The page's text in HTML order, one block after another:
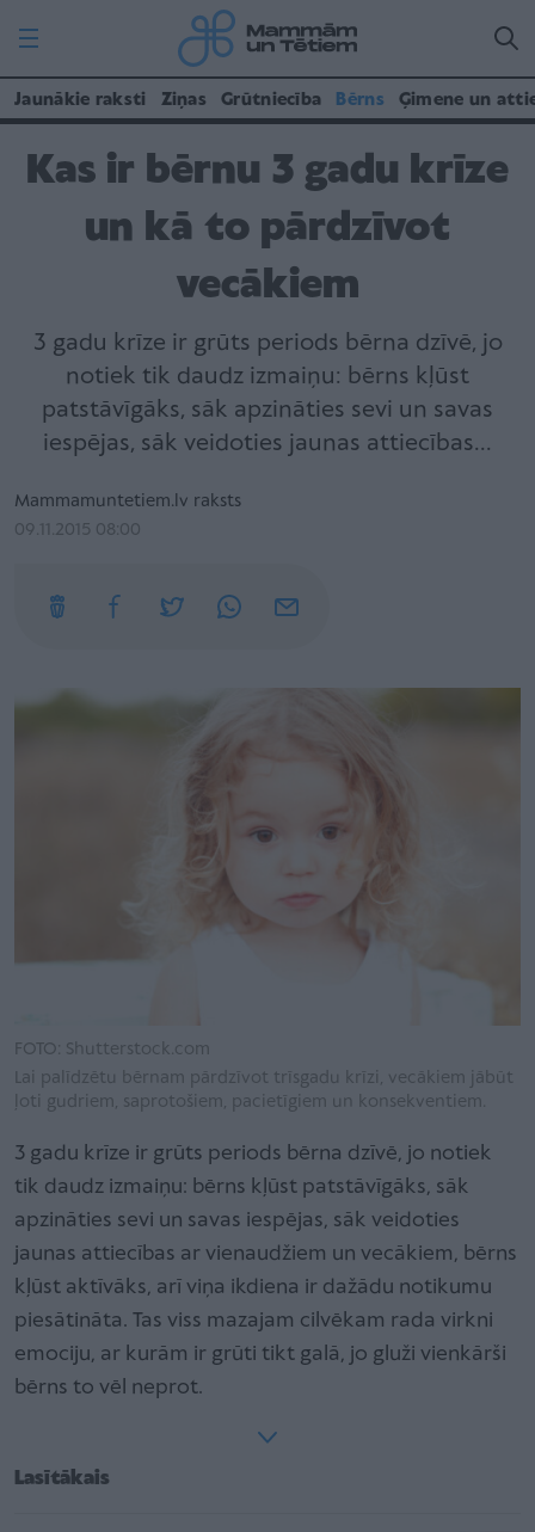
Jaunākie raksti Ziņas Grūtniecība Bērns Ģimene un
Kas ir bērnu 3 gadu krīze
un kā to pārdzīvot
vecākiem
3 gadu krīze ir grūts periods bērna dzīvē, jo
notiek tik daudz izmaiņu: bērns kļūst
patstāvīgāks, sāk apzināties sevi un savas
iespējas, sāk veidoties jaunas attiecības...
Mammamuntetiem.lv raksts
09.11.2015 08:00
FOTO: Shutterstock.com
Lai palīdzētu bērnam pārdzīvot trīsgadu krīzi, vecākiem jābūt
ļoti gudriem, saprotošiem, pacietīgiem un konsekventiem.
3 gadu krīze ir grūts periods bērna dzīvē, jo notiek
tik daudz izmaiņu: bērns kļūst patstāvīgāks, sāk
apzināties sevi un savas iespējas, sāk veidoties
jaunas attiecības ar vienaudžiem un vecākiem, bērns
kļūst aktīvāks, arī viņa ikdiena ir dažādu notikumu
piesātināta. Tas viss mazajam cilvēkam rada virkni
emociju, ar kurām ir grūti tikt galā, jo gluži vienkārši
bērns to vēl neprot.
Lasītākais